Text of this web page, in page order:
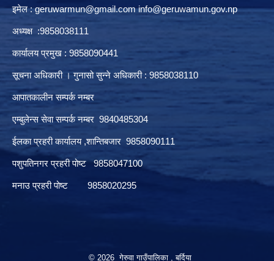
इमेल :geruwarmun@gmail.com info@geruwamun.gov.np
अध्यक्ष :9858038111
कार्यालय प्रमुख : 9858090441
सूचना अधिकारी । गुनासो सुन्ने अधिकारी : 9858038110
आपातकालीन सम्पर्क नम्बर
एम्बुलेन्स सेवा सम्पर्क नम्बर 9840485304
ईलका प्रहरी कार्यालय ,शान्तिबजार 9858090111
पशुपतिनगर प्रहरी पोष्ट 9858047100
मनाउ प्रहरी पोष्ट 9858020295
© 2026 गेरुवा गाउँपालिका , बर्दिया